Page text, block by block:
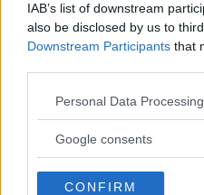
IAB’s list of downstream
also be disclosed by us to
Downstream Participants that
Please note that this website/
not limited to your visit or
use your data for below
consent section.
Personal Data
Google consents
CONFIRM
mestruazioni si
dopo l’ovulazione.
impianto, invece,
giorno di anticipo
Non è una legge,
presupposto è che il